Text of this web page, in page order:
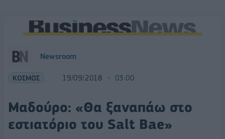
Newsroom
ΚΟΣΜΟΣ 19/09/2018 03:00
Μαδούρο: «Θα ξαναπάω στο
εστιατόριο του Salt Bae»